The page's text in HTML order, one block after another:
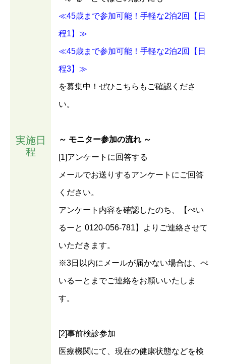
実施日
程
≪45歳まで参加可能！手軽な2泊2回【日
程1】≫
≪45歳まで参加可能！手軽な2泊2回【日
程3】≫
を募集中！ぜひこちらもご確認くださ
い。
～ モニター参加の流れ ～
[1]アンケートに回答する
メールでお送りするアンケートにご回答
ください。
アンケート内容を確認したのち、【ぺい
るーと 0120-056-781】よりご連絡させて
いただきます。
※3日以内にメールが届かない場合は、ぺ
いるーとまでご連絡をお願いいたしま
す。
[2]事前検診参加
医療機関にて、現在の健康状態などを検